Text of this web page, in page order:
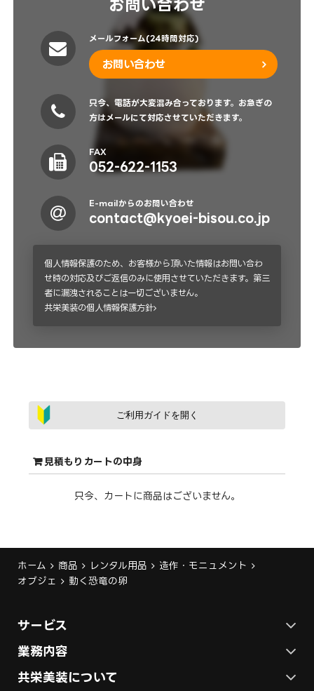
お問い合わせ
メールフォーム(24時間対応)
お問い合わせ
只今、電話が大変混み合っております。お急ぎの
方はメールにて対応させていただきます。
FAX
052-622-1153
E-mailからのお問い合わせ
contact@kyoei-bisou.co.jp
個人情報保護のため、お客様から頂いた情報はお問い合わ
せ時の対応及びご返信のみに使用させていただきます。第三
者に漏洩されることは一切ございません。
共栄美装の個人情報保護方針
ご利用ガイドを開く
見積もりカートの中身
只今、カートに商品はございません。
ホーム 商品 レンタル用品
造作・モニュメント
オブジェ
動く恐竜の卵
サービス
ステージ施工プラン
テント施工プラン
業務内容
各種イベントの総合サービス
共栄美装について